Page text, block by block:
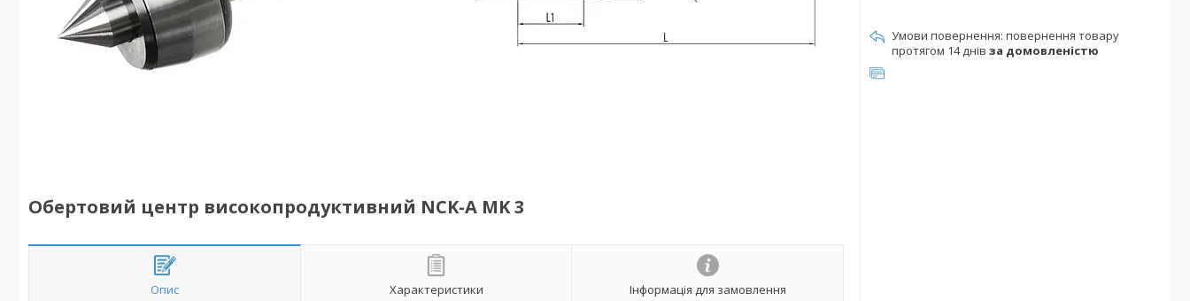
Обертовий центр високопродуктивний NCK-A MK 3
Опис Характеристики Інформація для замовлення
повернення товару
протягом 14 днів за домовленістю